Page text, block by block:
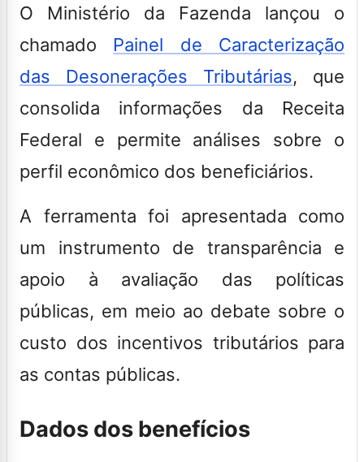
O Ministério da Fazenda lançou o
chamado Painel de Caracterização
das Desonerações Tributárias, que
consolida informações da Receita
Federal e permite análises sobre o
perfil econômico dos beneficiários.
A ferramenta foi apresentada como
um instrumento de transparência e
apoio à avaliação das políticas
públicas, em meio ao debate sobre o
custo dos incentivos tributários para
as contas públicas.
Dados dos benefícios